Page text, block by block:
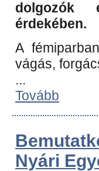
dolgozók
érdekében.
A
vágás,
...
Tovább
Nyári